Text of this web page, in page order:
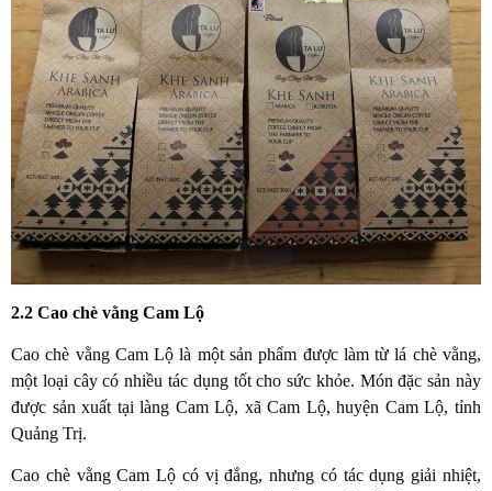
2.2 Cao chè vằng Cam Lộ
Cao chè vằng Cam Lộ là một sản phẩm được làm từ lá chè vằng,
một loại cây có nhiều tác dụng tốt cho sức khỏe. Món đặc sản này
được sản xuất tại làng Cam Lộ, xã Cam Lộ, huyện Cam Lộ, tỉnh
Quảng Trị.
Cao chè vằng Cam Lộ có vị đắng, nhưng có tác dụng giải nhiệt,